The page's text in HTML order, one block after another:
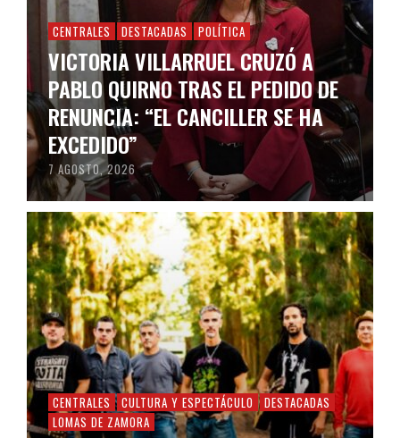
CENTRALES DESTACADAS POLÍTICA
VICTORIA VILLARRUEL CRUZÓ A
PABLO QUIRNO TRAS EL PEDIDO DE
RENUNCIA: “EL CANCILLER SE HA
EXCEDIDO”
7 AGOSTO, 2026
CENTRALES CULTURA Y ESPECTÁCULO
DESTACADAS
LOMAS DE ZAMORA